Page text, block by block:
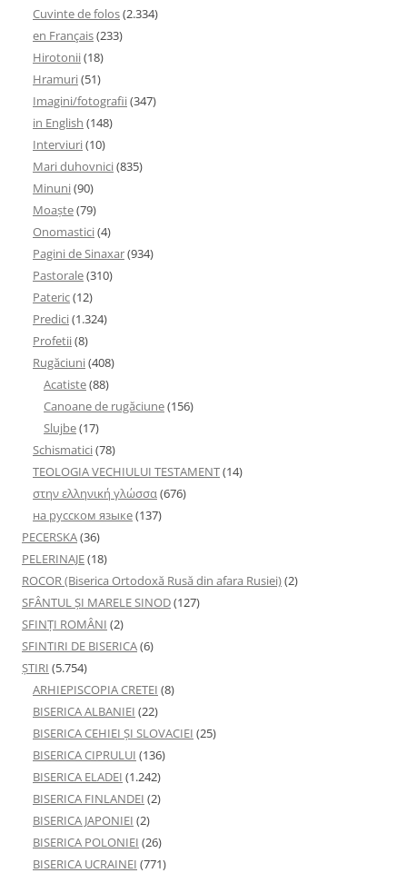
Cuvinte de folos(2.334)
en Français(233)
Hirotonii(18)
Hramuri(51)
Imagini/fotografii(347)
in English (148)
Interviuri(10)
Mari duhovnici(835)
Minuni(90)
Moaşte(79)
Onomastici(4)
Pagini de Sinaxar(934)
Pastorale(310)
Pateric(12)
Predici(1.324)
Profetii(8)
Rugăciuni(408)
Acatiste(88)
Canoane de rugăciune(156)
Slujbe(17)
Schismatici(78)
TEOLOGIA VECHIULUI TESTAMENT(14)
στην ελληνική γλώσσα (676)
на русском языке(137)
PECERSKA(36)
PELERINAJE(18)
ROCOR (Biserica Ortodoxă Rusă din afara Rusiei)(2)
SFÂNTUL ȘI MARELE SINOD(127)
SFINȚI ROMÂNI (2)
SFINTIRI DE BISERICA(6)
ŞTIRI (5.754)
ARHIEPISCOPIA CRETEI (8)
BISERICA ALBANIEI (22)
BISERICA CEHIEI ŞI SLOVACIEI (25)
BISERICA CIPRULUI (136)
BISERICA ELADEI (1.242)
BISERICA FINLANDEI (2)
BISERICA JAPONIEI (2)
BISERICA POLONIEI (26)
BISERICA UCRAINEI (771)